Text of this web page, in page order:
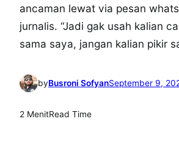
ancaman lewat via pesan
jurnalis. “Jadi gak usah kalian
sama saya, jangan kalian pikir
byBusroni SofyanSeptember 9,
2 MenitRead Time